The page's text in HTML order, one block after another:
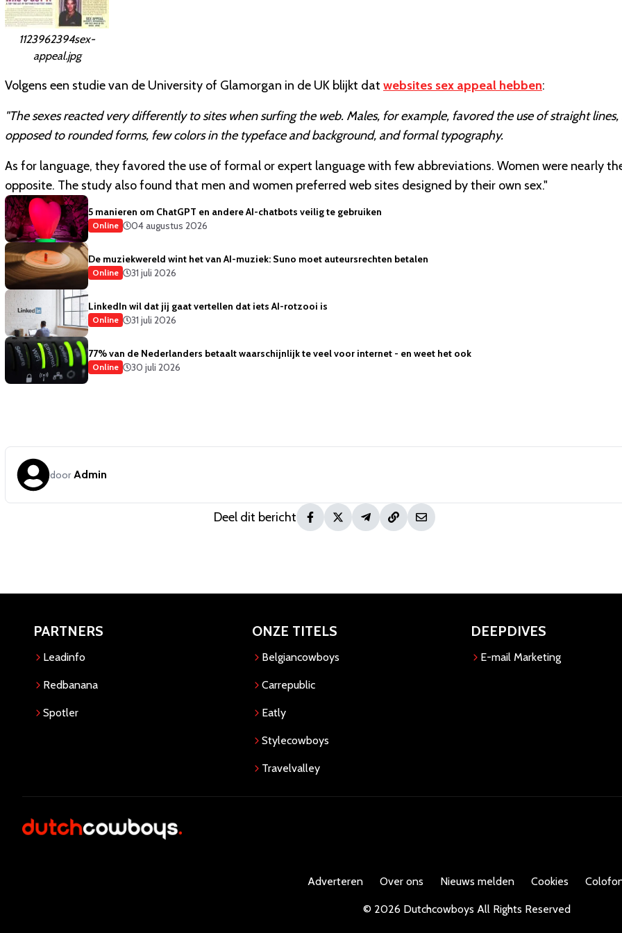
1123962394sex-
appeal.jpg
Volgens een studie van de University of Glamorgan in de UK blijkt dat websites sex appeal hebben:
"The sexes reacted very differently to sites when surfing the web. Males, for example, favored the use of straight lines,
opposed to rounded forms, few colors in the typeface and background, and formal typography.
As for language, they favored the use of formal or expert language with few abbreviations. Women were nearly
opposite. The study also found that men and women preferred web sites designed by their own sex."
5 manieren om ChatGPT en andere AI-chatbots veilig te gebruiken
Online 04 augustus 2026
De muziekwereld wint het van AI-muziek: Suno moet auteursrechten betalen
Online 31 juli 2026
LinkedIn wil dat jij gaat vertellen dat iets AI-rotzooi is
Online 31 juli 2026
77% van de Nederlanders betaalt waarschijnlijk te veel voor internet - en weet het ook
Online 30 juli 2026
door Admin
Deel dit bericht
PARTNERS
Leadinfo
Redbanana
Spotler
ONZE TITELS
Belgiancowboys
Carrepublic
Eatly
Stylecowboys
Travelvalley
DEEPDIVES
E-mail Marketing
Adverteren Over ons Nieuws melden Cookies
© 2026 Dutchcowboys All Rights Reserved